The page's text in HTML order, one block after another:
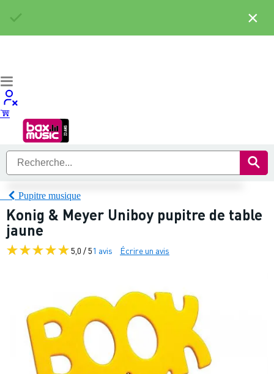
Pupitre musique
Konig & Meyer Uniboy pupitre de table
jaune
5,0 / 51 avis Écrire un avis
×